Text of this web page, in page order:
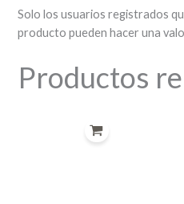
Solo los usuarios registrados
producto pueden hacer una
Productos